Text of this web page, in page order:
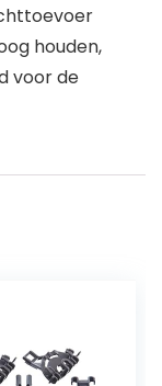
houden,
voor de